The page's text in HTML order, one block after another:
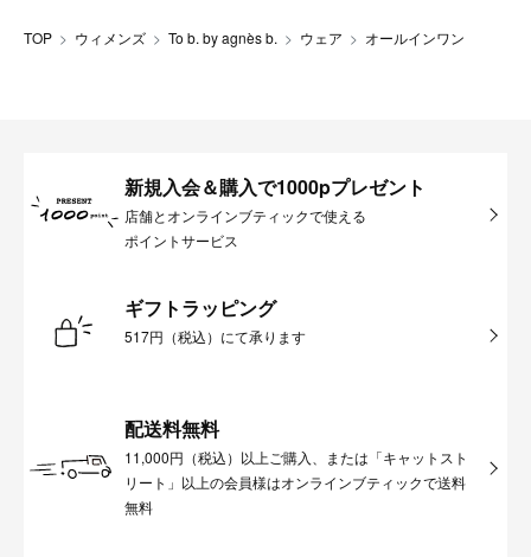
TOP ウィメンズ To b. by agnès b. ウェア オールインワン
新規入会＆購入で1000pプレゼント
店舗とオンラインブティックで使える
ポイントサービス
ギフトラッピング
517円（税込）にて承ります
配送料無料
11,000円（税込）以上ご購入、または「キャットスト
リート」以上の会員様はオンラインブティックで送料
無料